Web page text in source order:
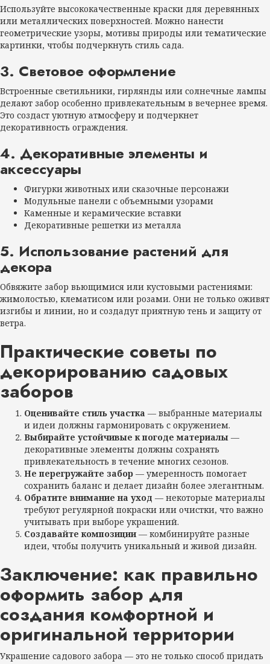
Используйте высококачественные краски для деревянных
или металлических поверхностей. Можно нанести
геометрические узоры, мотивы природы или тематические
картинки, чтобы подчеркнуть стиль сада.
3. Световое оформление
Встроенные светильники, гирлянды или солнечные лампы
делают забор особенно привлекательным в вечернее время.
Это создаст уютную атмосферу и подчеркнет
декоративность ограждения.
4. Декоративные элементы и
аксессуары
Фигурки животных или сказочные персонажи
Модульные панели с объемными узорами
Каменные и керамические вставки
Декоративные решетки из металла
5. Использование растений для
декора
Обвяжите забор вьющимися или кустовыми растениями:
жимолостью, клематисом или розами. Они не только оживят
изгибы и линии, но и создадут приятную тень и защиту от
ветра.
Практические советы по
декорированию садовых
заборов
Оценивайте стиль участка — выбранные материалы
и идеи должны гармонировать с окружением.
Выбирайте устойчивые к погоде материалы —
декоративные элементы должны сохранять
привлекательность в течение многих сезонов.
Не перегружайте забор — умеренность помогает
сохранить баланс и делает дизайн более элегантным.
Обратите внимание на уход — некоторые материалы
требуют регулярной покраски или очистки, что важно
учитывать при выборе украшений.
Создавайте композиции— комбинируйте разные
идеи, чтобы получить уникальный и живой дизайн.
Заключение: как правильно
оформить забор для
создания комфортной и
оригинальной территории
Украшение садового забора — это не только способ придать